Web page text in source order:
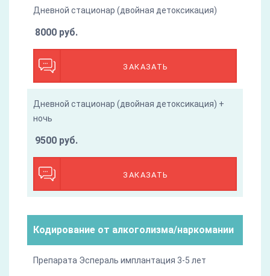
Дневной стационар (двойная детоксикация)
ЗАКАЗАТЬ
8000 руб.
Дневной стационар (двойная детоксикация) +
ночь
ЗАКАЗАТЬ
9500 руб.
Кодирование от алкоголизма/наркомании
Препарата Эспераль имплантация 3-5 лет